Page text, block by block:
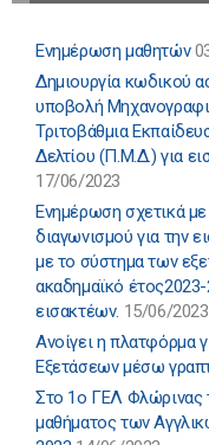
Ενημέρωση μαθητών
Δημιουργία κωδικού
υποβολή
Τριτοβάθμια
Δελτίου (Π.Μ.Δ.) για
17/06/2023
Ενημέρωση σχετικά
διαγωνισμού για την
με το σύστημα των
ακαδημαϊκό
εισακτέων. 15/06/2023
Ανοίγει η πλατφόρμα
Εξετάσεων μέσω
Στο 1ο ΓΕΛ Φλώρινας
μαθήματος των